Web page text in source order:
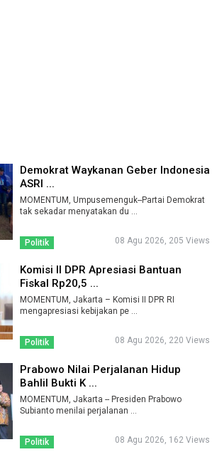
Demokrat Waykanan Geber Indonesia
ASRI ...
MOMENTUM, Umpusemenguk--Partai Demokrat
tak sekadar menyatakan du ...
Politik 08 Agu 2026, 205 Views
Komisi II DPR Apresiasi Bantuan
Fiskal Rp20,5 ...
MOMENTUM, Jakarta – Komisi II DPR RI
mengapresiasi kebijakan pe ...
Politik 08 Agu 2026, 220 Views
Prabowo Nilai Perjalanan Hidup
Bahlil Bukti K ...
MOMENTUM, Jakarta -- Presiden Prabowo
Subianto menilai perjalanan ...
Politik 08 Agu 2026, 162 Views